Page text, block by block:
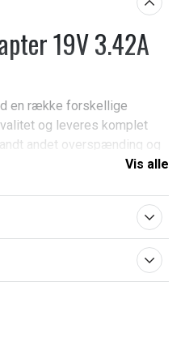
19V 3.42A
en række forskellige
og leveres komplet
andet overspænding og
U38N, Asus A556,
Vis alle